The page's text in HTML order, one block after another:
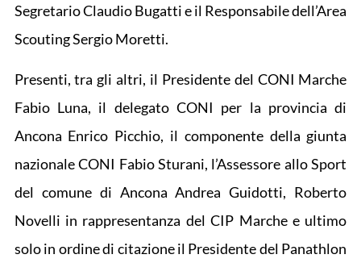
Segretario Claudio Bugatti e il Responsabile dell’Area
Scouting Sergio Moretti.
Presenti, tra gli altri, il Presidente del CONI Marche
Fabio Luna, il delegato CONI per la provincia di
Ancona Enrico Picchio, il componente della giunta
nazionale CONI Fabio Sturani, l’Assessore allo Sport
del comune di Ancona Andrea Guidotti, Roberto
Novelli in rappresentanza del CIP Marche e ultimo
solo in ordine di citazione il Presidente del Panathlon